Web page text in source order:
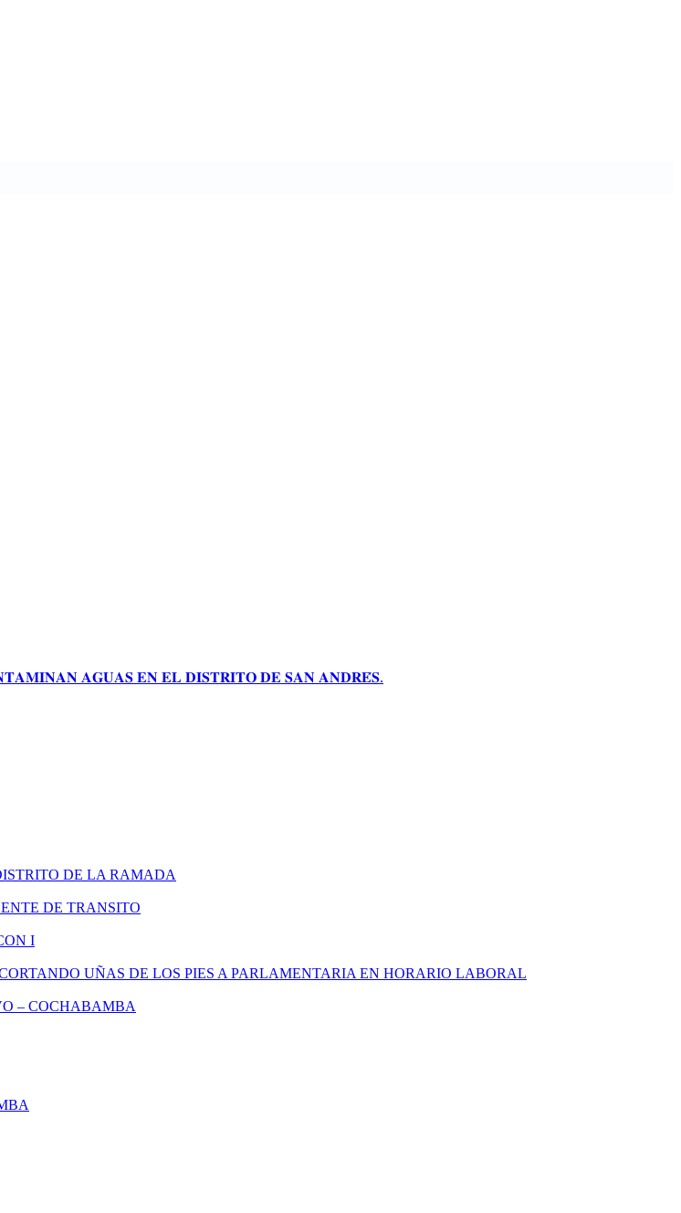
𝐀𝐆𝐔𝐀𝐒 𝐄𝐍 𝐄𝐋 𝐃𝐈𝐒𝐓𝐑𝐈𝐓𝐎 𝐃𝐄 𝐒𝐀𝐍 𝐀𝐍𝐃𝐑𝐄́𝐒.
DE LA RAMADA
DE TRANSITO
I
UÑAS DE LOS PIES A PARLAMENTARIA EN HORARIO LABORAL
– COCHABAMBA